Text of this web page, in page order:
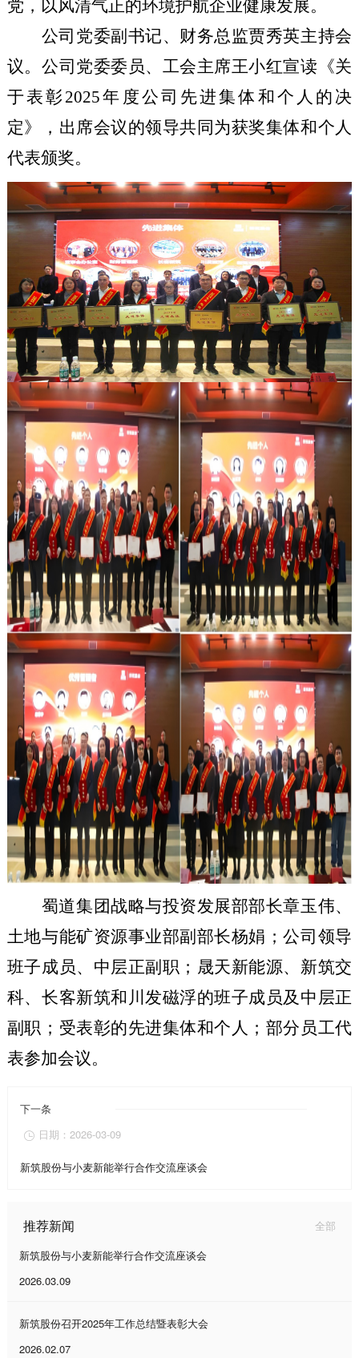
党，以风清气正的环境护航企业健康发展。
公司党委副书记、财务总监贾秀英主持会
议。公司党委委员、工会主席王小红宣读《关
于表彰2025年度公司先进集体和个人的决
定》，出席会议的领导共同为获奖集体和个人
代表颁奖。
蜀道集团战略与投资发展部部长章玉伟、
土地与能矿资源事业部副部长杨娟；公司领导
班子成员、中层正副职；晟天新能源、新筑交
科、长客新筑和川发磁浮的班子成员及中层正
副职；受表彰的先进集体和个人；部分员工代
表参加会议。
下一条
 日期：2026-03-09
新筑股份与小麦新能举行合作交流座谈会
推荐新闻
全部
新筑股份与小麦新能举行合作交流座谈会
2026.03.09
新筑股份召开2025年工作总结暨表彰大会
2026.02.07